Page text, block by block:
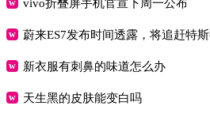
vivo折叠屏手机官宣下周一公布
蔚来ES7发布时间透露，将追赶特
新衣服有刺鼻的味道怎么办
天生黑的皮肤能变白吗